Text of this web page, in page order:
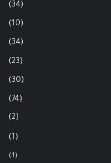
(34)
(10)
(34)
(23)
(30)
(74)
(2)
(1)
(1)